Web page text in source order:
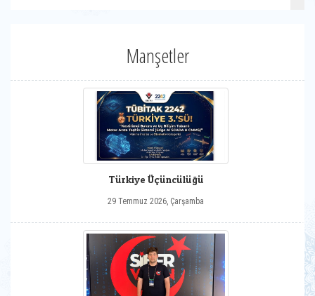
Manşetler
Türkiye Üçüncülüğü
29 Temmuz 2026, Çarşamba